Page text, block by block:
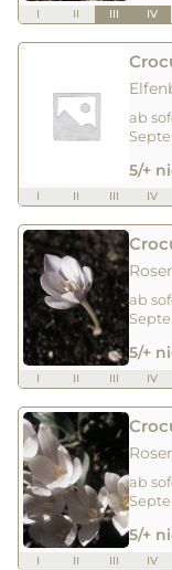
I II III IV
ab
5/+
I II III IV
ab
5/+
I II III IV
ab
5/+
I II III IV